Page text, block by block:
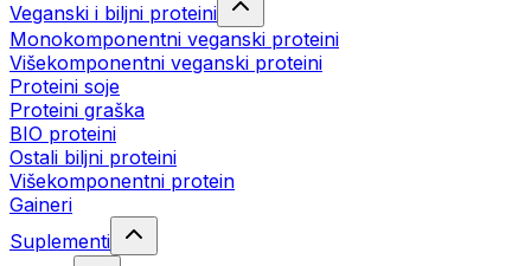
Veganski i biljni proteini
Monokomponentni veganski proteini
Višekomponentni veganski proteini
Proteini soje
Proteini graška
BIO proteini
Ostali biljni proteini
Višekomponentni protein
Gaineri
Suplementi